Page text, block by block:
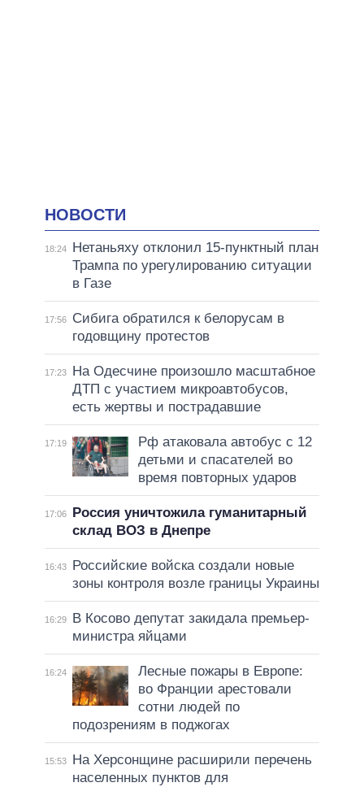
НОВОСТИ
18:24
Нетаньяху отклонил 15-пунктный план
Трампа по урегулированию ситуации
в Газе
17:56
Сибига обратился к белорусам в
годовщину протестов
17:23
На Одесчине произошло масштабное
ДТП с участием микроавтобусов,
есть жертвы и пострадавшие
17:19
Рф атаковала автобус с 12
детьми и спасателей во
время повторных ударов
17:06
Россия уничтожила гуманитарный
склад ВОЗ в Днепре
16:43
Российские войска создали новые
зоны контроля возле границы Украины
16:29
В Косово депутат закидала премьер-
министра яйцами
16:24
Лесные пожары в Европе:
во Франции арестовали
сотни людей по
подозрениям в поджогах
15:53
На Херсонщине расширили перечень
населенных пунктов для